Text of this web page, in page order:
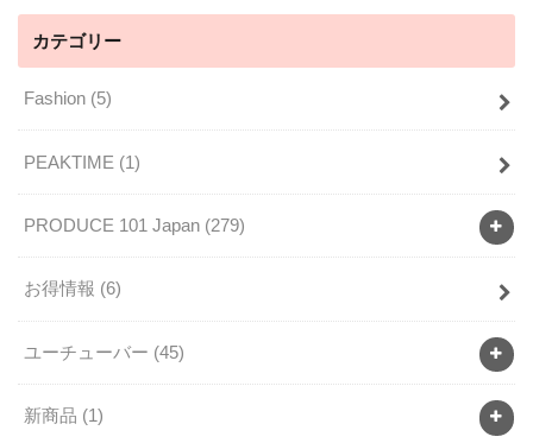
カテゴリー
Fashion (5)
PEAKTIME (1)
PRODUCE 101 Japan (279)
お得情報 (6)
ユーチューバー (45)
新商品 (1)